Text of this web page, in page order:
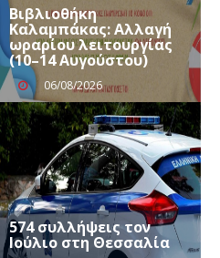
Βιβλιοθήκη
Καλαμπάκας: Αλλαγή
ωραρίου λειτουργίας
(10–14 Αυγούστου)
06/08/2026
574 συλλήψεις τον
Ιούλιο στη Θεσσαλία